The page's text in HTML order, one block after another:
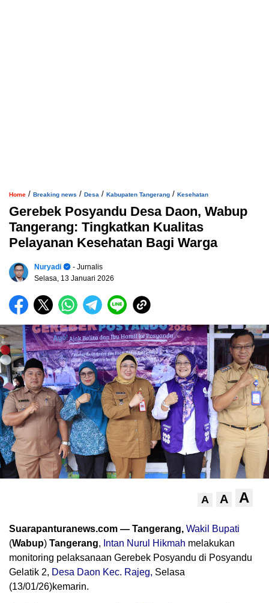
Home / Breaking news / Desa / Kabupaten Tangerang / Kesehatan
Gerebek Posyandu Desa Daon, Wabup
Tangerang: Tingkatkan Kualitas
Pelayanan Kesehatan Bagi Warga
Nuryadi
- Jurnalis
Selasa, 13 Januari 2026
A A A
Suarapanturanews.com — Tangerang, Wakil Bupati
(Wabup) Tangerang, Intan Nurul Hikmah melakukan
monitoring pelaksanaan Gerebek Posyandu di Posyandu
Gelatik 2, Desa Daon Kec. Rajeg, Selasa
(13/01/26)kemarin.